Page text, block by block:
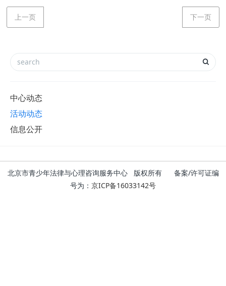
上一页 下一页
中心动态
活动动态
信息公开
北京市青少年法律与心理咨询服务中心 版权所有 备案/许可证编
号为： 京ICP备16033142号